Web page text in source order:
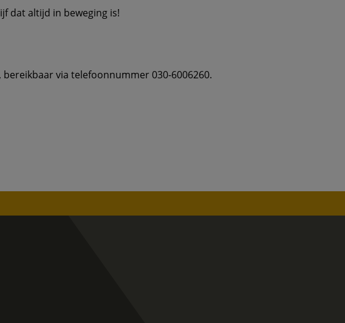
dat altijd in beweging is!
via telefoonnummer 030-6006260.